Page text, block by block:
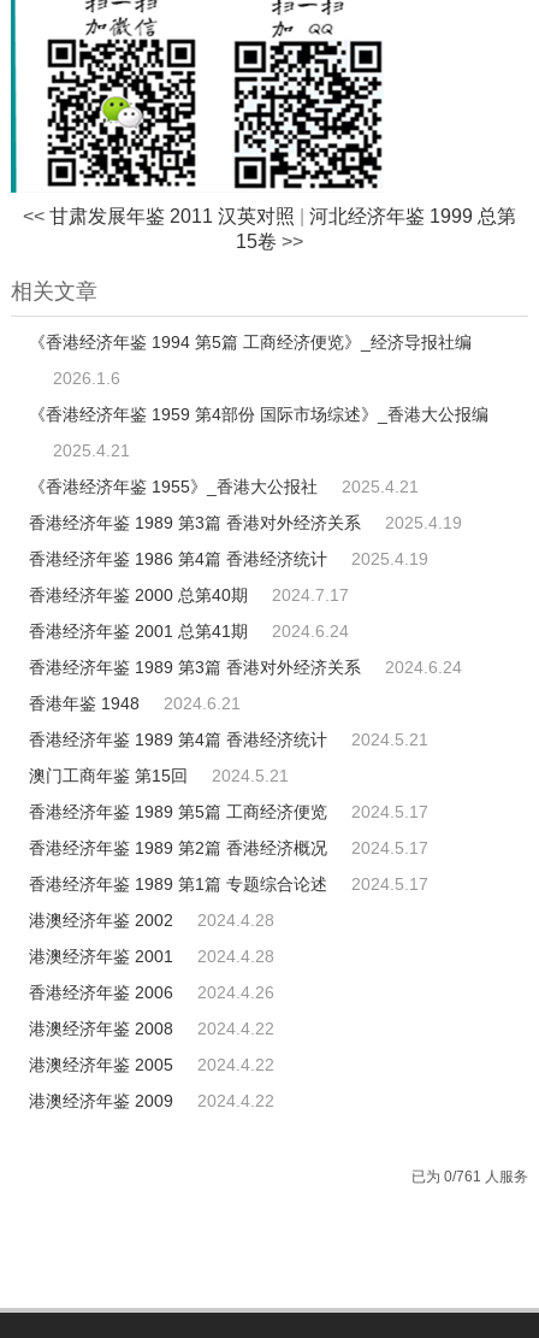
其他
<< 甘肃发展年鉴 2011 汉英对照
河北经济年鉴 1999 总第
15卷 >>
相关文章
《香港经济年鉴 1994 第5篇 工商经济便览》_经济导报社编
2026.1.6
《香港经济年鉴 1959 第4部份 国际市场综述》_香港大公报编
2025.4.21
《香港经济年鉴 1955》_香港大公报社
2025.4.21
香港经济年鉴 1989 第3篇 香港对外经济关系
2025.4.19
香港经济年鉴 1986 第4篇 香港经济统计
2025.4.19
香港经济年鉴 2000 总第40期
2024.7.17
香港经济年鉴 2001 总第41期
2024.6.24
香港经济年鉴 1989 第3篇 香港对外经济关系
2024.6.24
香港年鉴 1948
2024.6.21
香港经济年鉴 1989 第4篇 香港经济统计
2024.5.21
澳门工商年鉴 第15回
2024.5.21
香港经济年鉴 1989 第5篇 工商经济便览
2024.5.17
香港经济年鉴 1989 第2篇 香港经济概况
2024.5.17
香港经济年鉴 1989 第1篇 专题综合论述
2024.5.17
港澳经济年鉴 2002
2024.4.28
港澳经济年鉴 2001
2024.4.28
香港经济年鉴 2006
2024.4.26
港澳经济年鉴 2008
2024.4.22
港澳经济年鉴 2005
2024.4.22
港澳经济年鉴 2009
2024.4.22
已为 0/761 人服务